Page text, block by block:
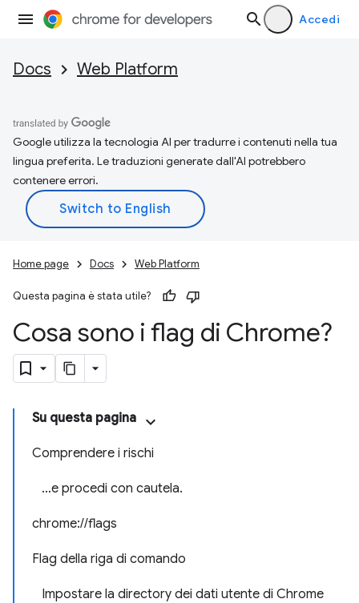
Accedi
Docs Web Platform
Google utilizza la tecnologia AI per tradurre i contenuti nella tua
lingua preferita. Le traduzioni generate dall'AI potrebbero
contenere errori.
Home page Docs Web Platform
Questa pagina è stata utile?
Cosa sono i flag di Chrome?
Su questa pagina
Comprendere i rischi
…e procedi con cautela.
chrome://flags
Flag della riga di comando
Impostare la directory dei dati utente di Chrome